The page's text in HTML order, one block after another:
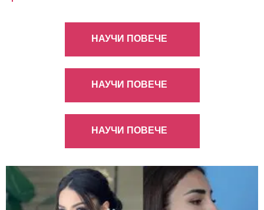
НАУЧИ ПОВЕЧЕ
НАУЧИ ПОВЕЧЕ
НАУЧИ ПОВЕЧЕ